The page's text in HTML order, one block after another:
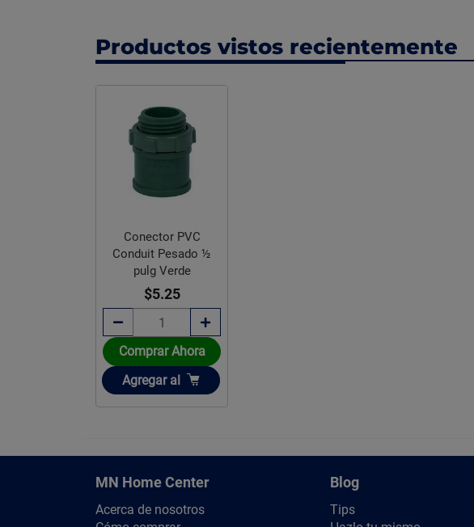
Productos vistos recientemente
Conector PVC
Conduit Pesado ½
pulg Verde
$5.25
Comprar Ahora
Añadir
Agregar al
MN Home Center
Acerca de nosotros
Blog
Tips